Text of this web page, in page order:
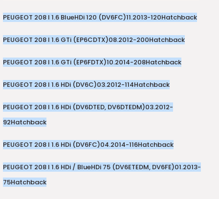
PEUGEOT 208 I 1.6 BlueHDi 120 (DV6FC)11.2013-120Hatchback
PEUGEOT 208 I 1.6 GTi (EP6CDTX)08.2012-200Hatchback
PEUGEOT 208 I 1.6 GTi (EP6FDTX)10.2014-208Hatchback
PEUGEOT 208 I 1.6 HDi (DV6C)03.2012-114Hatchback
PEUGEOT 208 I 1.6 HDi (DV6DTED, DV6DTEDM)03.2012-
92Hatchback
PEUGEOT 208 I 1.6 HDi (DV6FC)04.2014-116Hatchback
PEUGEOT 208 I 1.6 HDi / BlueHDi 75 (DV6ETEDM, DV6FE)01.2013-
75Hatchback